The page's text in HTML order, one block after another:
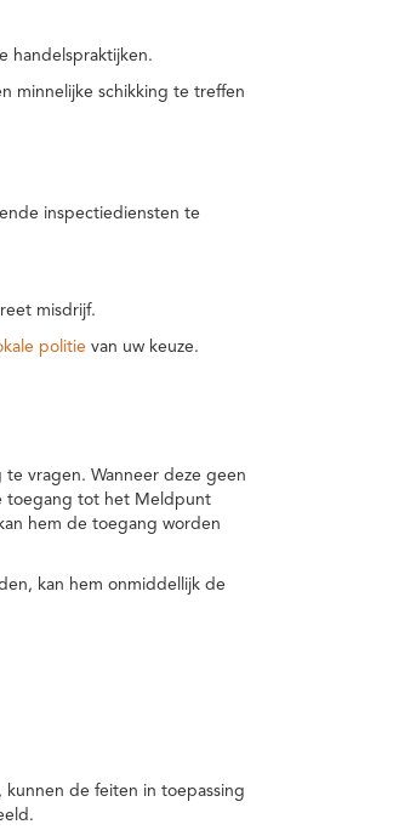
handelspraktijken.
minnelijke schikking te treffen
inspectiediensten te
misdrijf.
politie van uw keuze.
vragen. Wanneer deze geen
toegang tot het Meldpunt
hem de toegang worden
kan hem onmiddellijk de
de feiten in toepassing